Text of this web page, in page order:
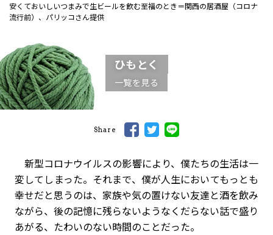
安くておいしいつまみで生ビールを飲む至福のとき＝関西の居酒屋（コロナ
流行前）、パリッコさん提供
ひもとく
一覧を見る
Share
新型コロナウイルスの影響により、僕たちの生活は一
変してしまった。それまで、僕が人生においてもっとも
幸せだと思うのは、家族や気の置けない友達と酒を飲み
ながら、後の記憶に残らないようなくだらない話で盛り
あがる、たわいのない時間のことだった。